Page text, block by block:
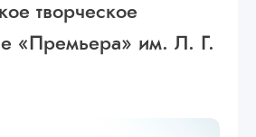
творческое
«Премьера» им. Л. Г.